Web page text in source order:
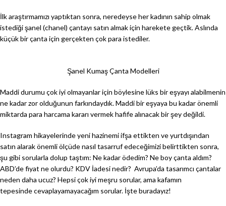
İlk araştırmamızı yaptıktan sonra, neredeyse her kadının sahip olmak
istediği şanel (chanel) çantayı satın almak için harekete geçtik. Aslında
küçük bir çanta için gerçekten çok para istediler.
Şanel Kumaş Çanta Modelleri
Maddi durumu çok iyi olmayanlar için böylesine lüks bir eşyayı alabilmenin
ne kadar zor olduğunun farkındaydık. Maddi bir eşyaya bu kadar önemli
miktarda para harcama kararı vermek hafife alınacak bir şey değildi.
Instagram hikayelerinde yeni hazinemi ifşa ettikten ve yurtdışından
satın alarak önemli ölçüde nasıl tasarruf edeceğimizi belirttikten sonra,
şu gibi sorularla dolup taştım: Ne kadar ödedim? Ne boy çanta aldım?
ABD’de fiyat ne olurdu? KDV İadesi nedir? Avrupa’da tasarımcı çantalar
neden daha ucuz? Hepsi çok iyi meşru sorular, ama kafamın
tepesinde cevaplayamayacağım sorular. İşte buradayız!